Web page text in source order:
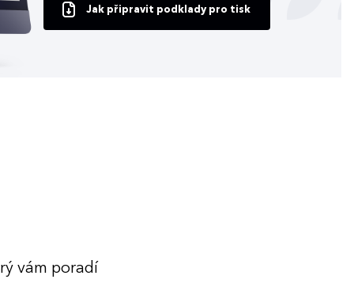
Jak připravit podklady pro tisk
vám poradí